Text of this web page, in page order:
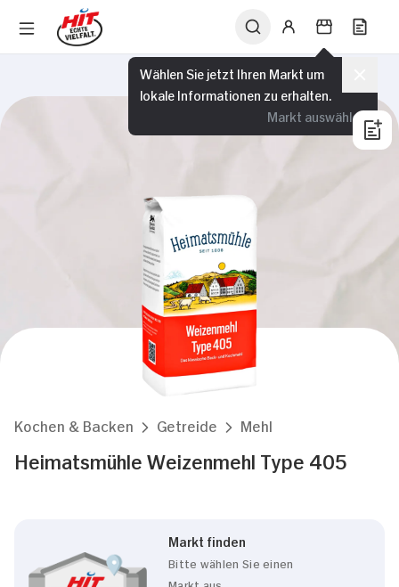
Wählen Sie jetzt Ihren Markt um
lokale Informationen zu erhalten.
Markt auswählen
Kochen & Backen Getreide Mehl
Heimatsmühle Weizenmehl Type 405
Markt finden
Bitte wählen Sie einen
Markt aus,